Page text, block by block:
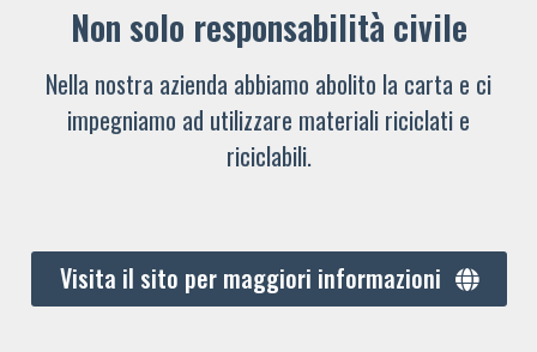
Non solo responsabilità civile
Nella nostra azienda abbiamo abolito la carta e ci
impegniamo ad utilizzare materiali riciclati e
riciclabili.
Visita il sito per maggiori informazioni